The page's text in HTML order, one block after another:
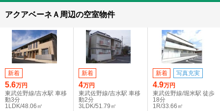
アクアベーネＡ周辺の空室物件
新着
5.6万円
東武佐野線/吉水駅 車移
動3分
1LDK/48.06㎡
新着
4万円
東武佐野線/吉水駅 車移
動2分
3LDK/51.79㎡
新着 写真充実
4.9万円
東武佐野線/堀米駅 徒歩
18分
1R/33.66㎡